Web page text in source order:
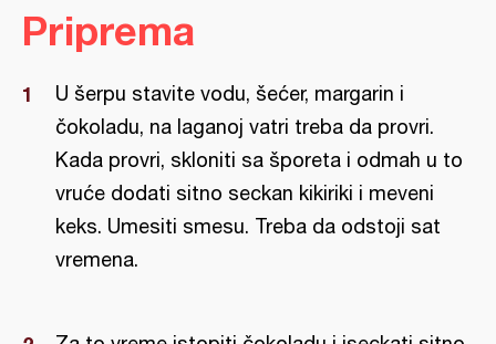
Priprema
U šerpu stavite vodu, šećer, margarin i
čokoladu, na laganoj vatri treba da provri.
Kada provri, skloniti sa šporeta i odmah u to
vruće dodati sitno seckan kikiriki i meveni
keks. Umesiti smesu. Treba da odstoji sat
vremena.